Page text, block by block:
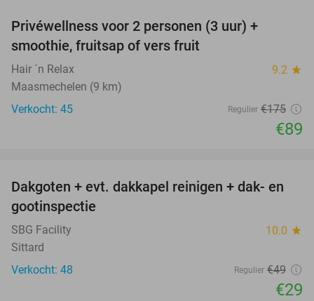
Privéwellness voor 2 personen (3 uur) +
smoothie, fruitsap of vers fruit
Hair ´n Relax 9.2 star
Maasmechelen (9 km)
Verkocht: 45
Regulier €175
€89
41%
Dakgoten + evt. dakkapel reinigen + dak- en
gootinspectie
SBG Facility 10.0 star
Sittard
Verkocht: 48
Regulier €49
€29